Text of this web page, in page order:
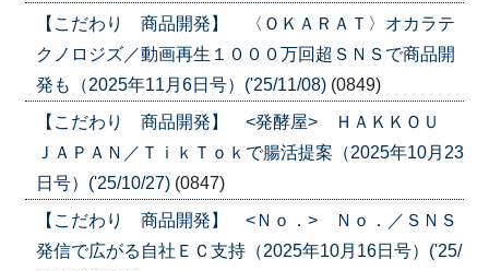
【こだわり 商品開発】 〈ＯＫＡＲＡＴ〉オカラテ
クノロジズ／動画再生１０００万回超ＳＮＳで商品開
発も（2025年11月6日号）('25/11/08) (0849)
【こだわり 商品開発】 <発酵屋> ＨＡＫＫＯＵ
ＪＡＰＡＮ／ＴｉｋＴｏｋで腸活提案（2025年10月23
日号）('25/10/27) (0847)
【こだわり 商品開発】 <Ｎｏ．> Ｎｏ．／ＳＮＳ
発信で広がる自社ＥＣ支持（2025年10月16日号）('25/